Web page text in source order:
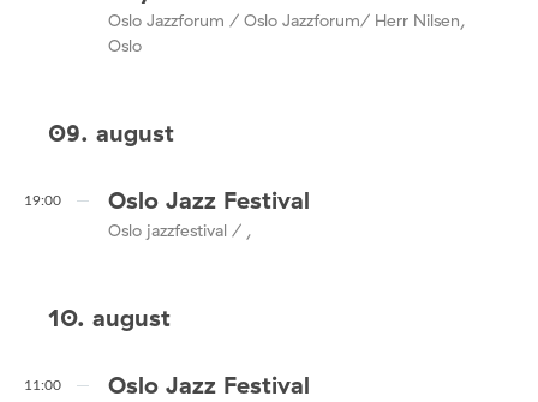
Oslo Jazzforum / Oslo Jazzforum/ Herr Nilsen,
Oslo
09. august
19:00 Oslo Jazz Festival
Oslo jazzfestival / ,
10. august
11:00 Oslo Jazz Festival